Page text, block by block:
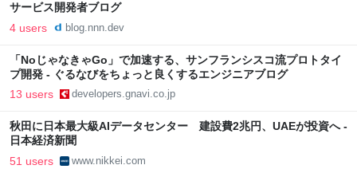
サービス開発者ブログ
4 users blog.nnn.dev
「NoじゃなきゃGo」で加速する、サンフランシスコ流プロトタイ
プ開発 - ぐるなびをちょっと良くするエンジニアブログ
13 users developers.gnavi.co.jp
秋田に日本最大級AIデータセンター 建設費2兆円、UAEが投資へ -
日本経済新聞
51 users www.nikkei.com